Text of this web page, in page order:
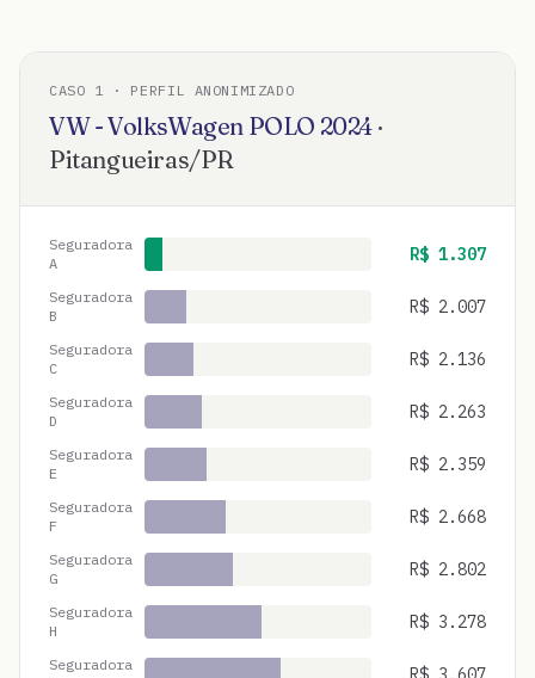
CASO 1 · PERFIL ANONIMIZADO
VW - VolksWagen POLO 2024 ·
Pitangueiras/PR
Seguradora
A
R$ 1.307
Seguradora
B
R$ 2.007
Seguradora
C
R$ 2.136
Seguradora
D
R$ 2.263
Seguradora
E
R$ 2.359
Seguradora
F
R$ 2.668
Seguradora
G
R$ 2.802
Seguradora
H
R$ 3.278
Seguradora